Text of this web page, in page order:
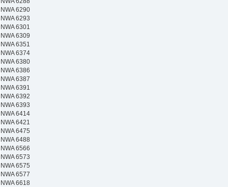
NWA 6290
NWA 6293
NWA 6301
NWA 6309
NWA 6351
NWA 6374
NWA 6380
NWA 6386
NWA 6387
NWA 6391
NWA 6392
NWA 6393
NWA 6414
NWA 6421
NWA 6475
NWA 6488
NWA 6566
NWA 6573
NWA 6575
NWA 6577
NWA 6618